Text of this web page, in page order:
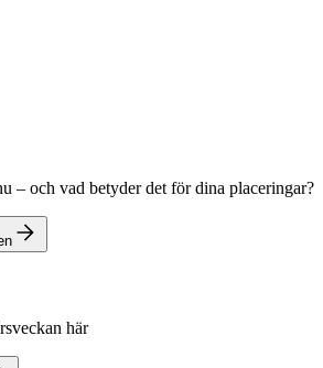
– och vad betyder det för dina placeringar?
här